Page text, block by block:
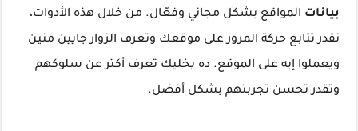
بيانات المواقع بشكل مجاني وفعّال. من خلال هذه الأدوات،
تقدر تتابع حركة المرور على موقعك وتعرف الزوار جايين منين
ويعملوا إيه على الموقع. ده يخليك تعرف أكتر عن سلوكهم
وتقدر تحسن تجربتهم بشكل أفضل.